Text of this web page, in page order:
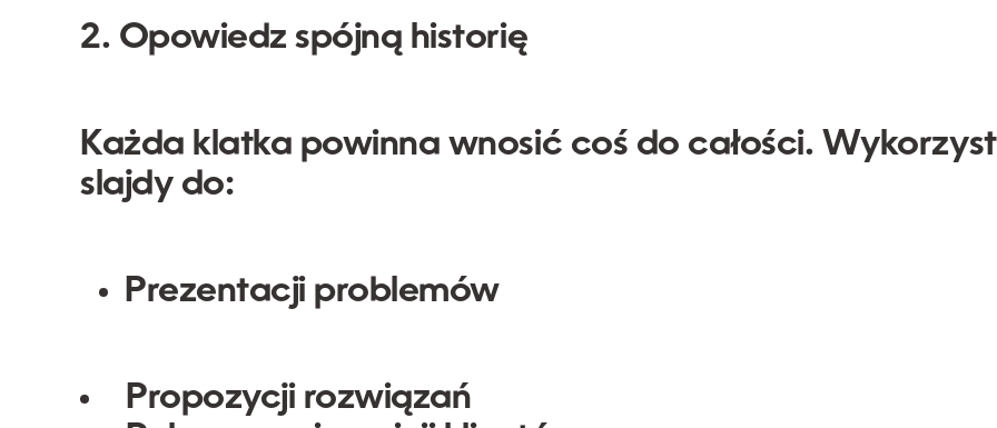
2. Opowiedz spójną historię
Każda klatka powinna wnosić coś do całości.
slajdy do:
Prezentacji problemów
Propozycji rozwiązań